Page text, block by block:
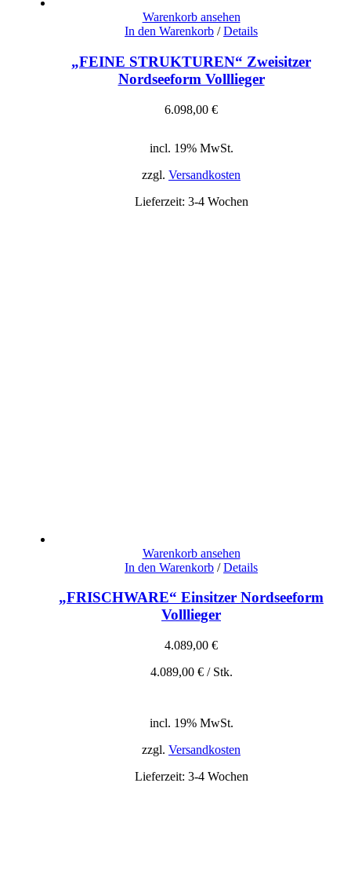
Warenkorb ansehen
In den Warenkorb / Details
„FEINE STRUKTUREN“ Zweisitzer
Nordseeform Volllieger
6.098,00 €
incl. 19% MwSt.
zzgl. Versandkosten
Lieferzeit: 3-4 Wochen
Warenkorb ansehen
In den Warenkorb / Details
„FRISCHWARE“ Einsitzer Nordseeform
Volllieger
4.089,00 €
4.089,00 €/ Stk.
incl. 19% MwSt.
zzgl. Versandkosten
Lieferzeit: 3-4 Wochen